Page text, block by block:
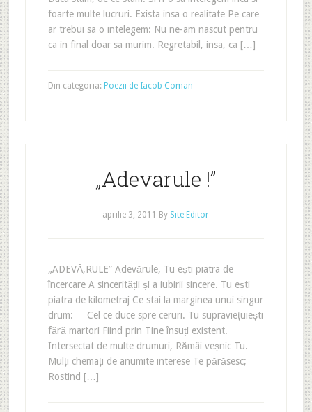
foarte multe lucruri. Exista insa o realitate Pe care
ar trebui sa o intelegem: Nu ne-am nascut pentru
ca in final doar sa murim. Regretabil, insa, ca […]
Din categoria: Poezii de Iacob Coman
„Adevarule !”
aprilie 3, 2011 By Site Editor
„ADEVĂ‚RULE” Adevărule, Tu ești piatra de
încercare A sincerității și a iubirii sincere. Tu ești
piatra de kilometraj Ce stai la marginea unui singur
drum: Cel ce duce spre ceruri. Tu supraviețuiești
fără martori Fiind prin Tine însuți existent.
Intersectat de multe drumuri, Rămâi veșnic Tu.
Mulți chemați de anumite interese Te părăsesc;
Rostind […]